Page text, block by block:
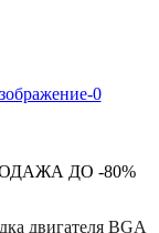
ДО -80%
двигателя BGA